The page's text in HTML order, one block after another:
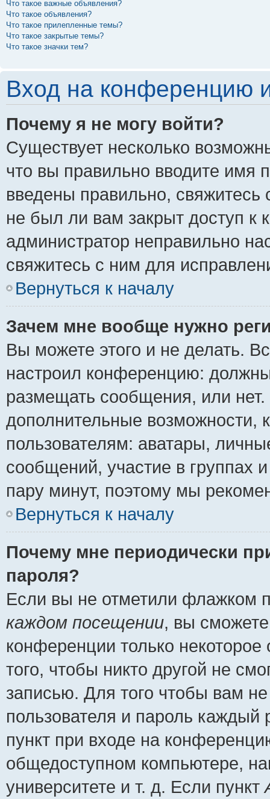
Что такое важные объявления?
Что такое объявления?
Что такое прилепленные темы?
Что такое закрытые темы?
Что такое значки тем?
Вход на конференцию
Почему я не могу войти?
Существует несколько
что вы правильно вводите имя
введены правильно,
не был ли вам закрыт доступ к
администратор неправильно
свяжитесь с ним для
Вернуться к началу
Зачем мне вообще нужно
Вы можете этого и не делать.
настроил конференцию:
размещать сообщения, или
дополнительные
пользователям: аватары,
сообщений, участие в группах
пару минут, поэтому мы
Вернуться к началу
Почему мне периодически
пароля?
Если вы не отметили флажком
каждом посещении, вы
конференции только
того, чтобы никто другой не
записью. Для того чтобы вам
пользователя и пароль
пункт при входе на
общедоступном компьютере,
университете и т. д. Если пункт